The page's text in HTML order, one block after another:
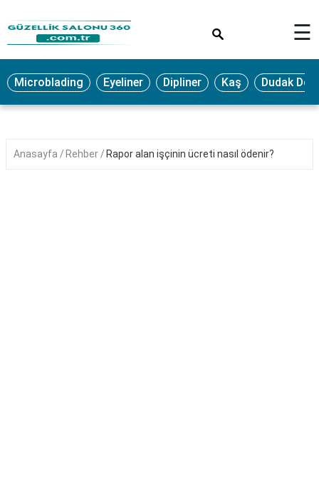
MAKYAJ
MİCROBLADİNG
EPİLASYON
☰
Microblading Eyeliner Dipliner Kaş Dudak
Anasayfa Rehber Rapor alan işçinin ücreti nasıl ödenir?